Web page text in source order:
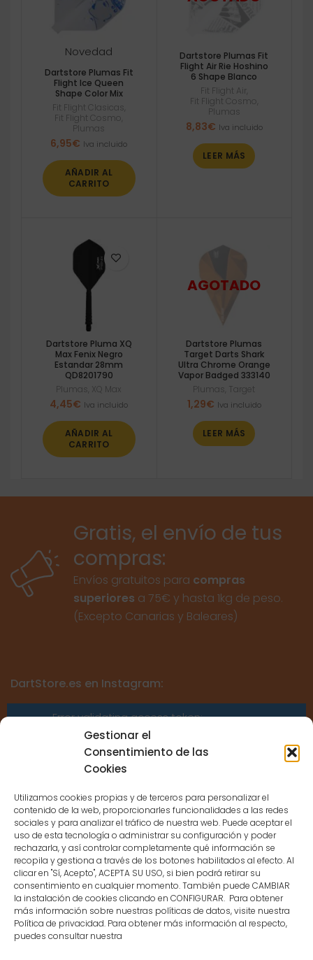
Gestionar el
Consentimiento de las
Cookies
Utilizamos cookies propias y de terceros para personalizar el
contenido de la web, proporcionarles funcionalidades a las redes
sociales y para analizar el tráfico de nuestra web. Puede aceptar el
uso de esta tecnología o administrar su configuración y poder
rechazarla, y así controlar completamente qué información se
recopila y gestiona a través de los botones habilitados al efecto. Al
clicar en "Sí, Acepto", ACEPTA SU USO, si bien podrá retirar su
consentimiento en cualquier momento. También puede CAMBIAR
la instalación de cookies clicando en CONFIGURAR. Para obtener
más información sobre nuestras políticas de datos, visite nuestra
Política de privacidad. Para obtener más información al respecto,
puedes consultar nuestra
Novedad
Dartstore Plumas Fit
Flight Ice Queen
Shape Color Mix
Fit Flight Clasicas
Fit Flight Cosmo
Plumas
6,95€ Iva incluido
AÑADIR AL
CARRITO
Dartstore Plumas Fit
Flight Air Rie Hoshino
6 Shape Blanco
Fit Flight Air
Fit Flight Cosmo
Plumas
8,83€ Iva incluido
LEER MÁS
Dartstore Pluma XQ
Max Fenix Negro
Estandar 28mm
QD8201790
Plumas XQ Max
4,45€ Iva incluido
AÑADIR AL
CARRITO
Dartstore Plumas
Target Darts Shark
Ultra Chrome Orange
Vapor Badged 333140
Plumas Target
1,29€ Iva incluido
LEER MÁS
Gratis, el envío de tus
compras:
Envíos gratuitos para compras
superiores a 75€ y hasta 1kg de peso.
(Excepto Canarias y Baleares)
DartStore.es en Instagram:
Error validating access token:
Sessions for the user are not allowed
because the user is not a confirmed
CONTACTO
MENÚ PRINCIPAL
MI CUENTA